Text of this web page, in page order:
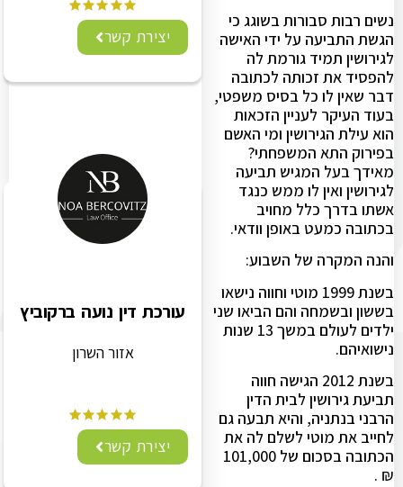
נשים רבות סבורות בשוגג כי
הגשת התביעה על ידי האישה
לגירושין תמיד גורמת לה
להפסיד את זכותה לכתובה
דבר שאין לו כל בסיס משפטי,
בעוד העיקר לעניין הזכאות
הוא עילת הגירושין ומי האשם
בפירוק התא המשפחתי?
מאידך בעל המגיש תביעה
לגירושין ואין לו ממש כנגד
אשתו בדרך כלל מחויב
בכתובה כמעט באופן וודאי.
והנה המקרה של השבוע:
בשנת 1999 מוטי וחווה נישאו
בששון ובשמחה והם הביאו שני
ילדים לעולם במשך 13 שנות
נישואיהם.
בשנת 2012 הגישה חווה
תביעת גירושין לבית הדין
הרבני בנתניה, והיא תבעה גם
לחייב את מוטי לשלם לה את
הכתובה בסכום של 101,000
₪ .
יצירת קשר
עורכת דין נועה ברקוביץ
אזור השרון
יצירת קשר